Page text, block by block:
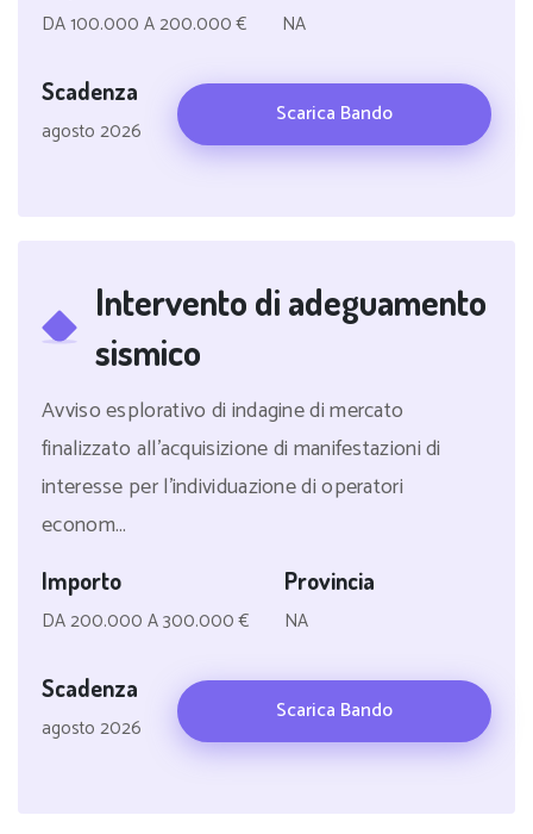
DA 100.000 A 200.000 € NA
Scadenza
agosto 2026
Scarica Bando
Intervento di adeguamento
sismico
Avviso esplorativo di indagine di mercato
finalizzato all'acquisizione di manifestazioni di
interesse per l'individuazione di operatori
econom...
Importo
DA 200.000 A 300.000 €
Provincia
NA
Scadenza
agosto 2026
Scarica Bando